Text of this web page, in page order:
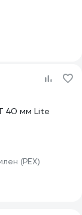
40 мм Lite
(PEX)